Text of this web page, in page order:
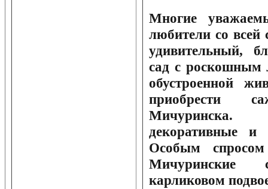
Многие
любители со
удивительный,
сад с
обустроенной
приобрести
декоративные и
Особым спросом
карликовом